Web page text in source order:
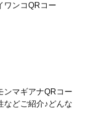
ワンコQRコー
ンマギアナQRコー
などご紹介♪どんな